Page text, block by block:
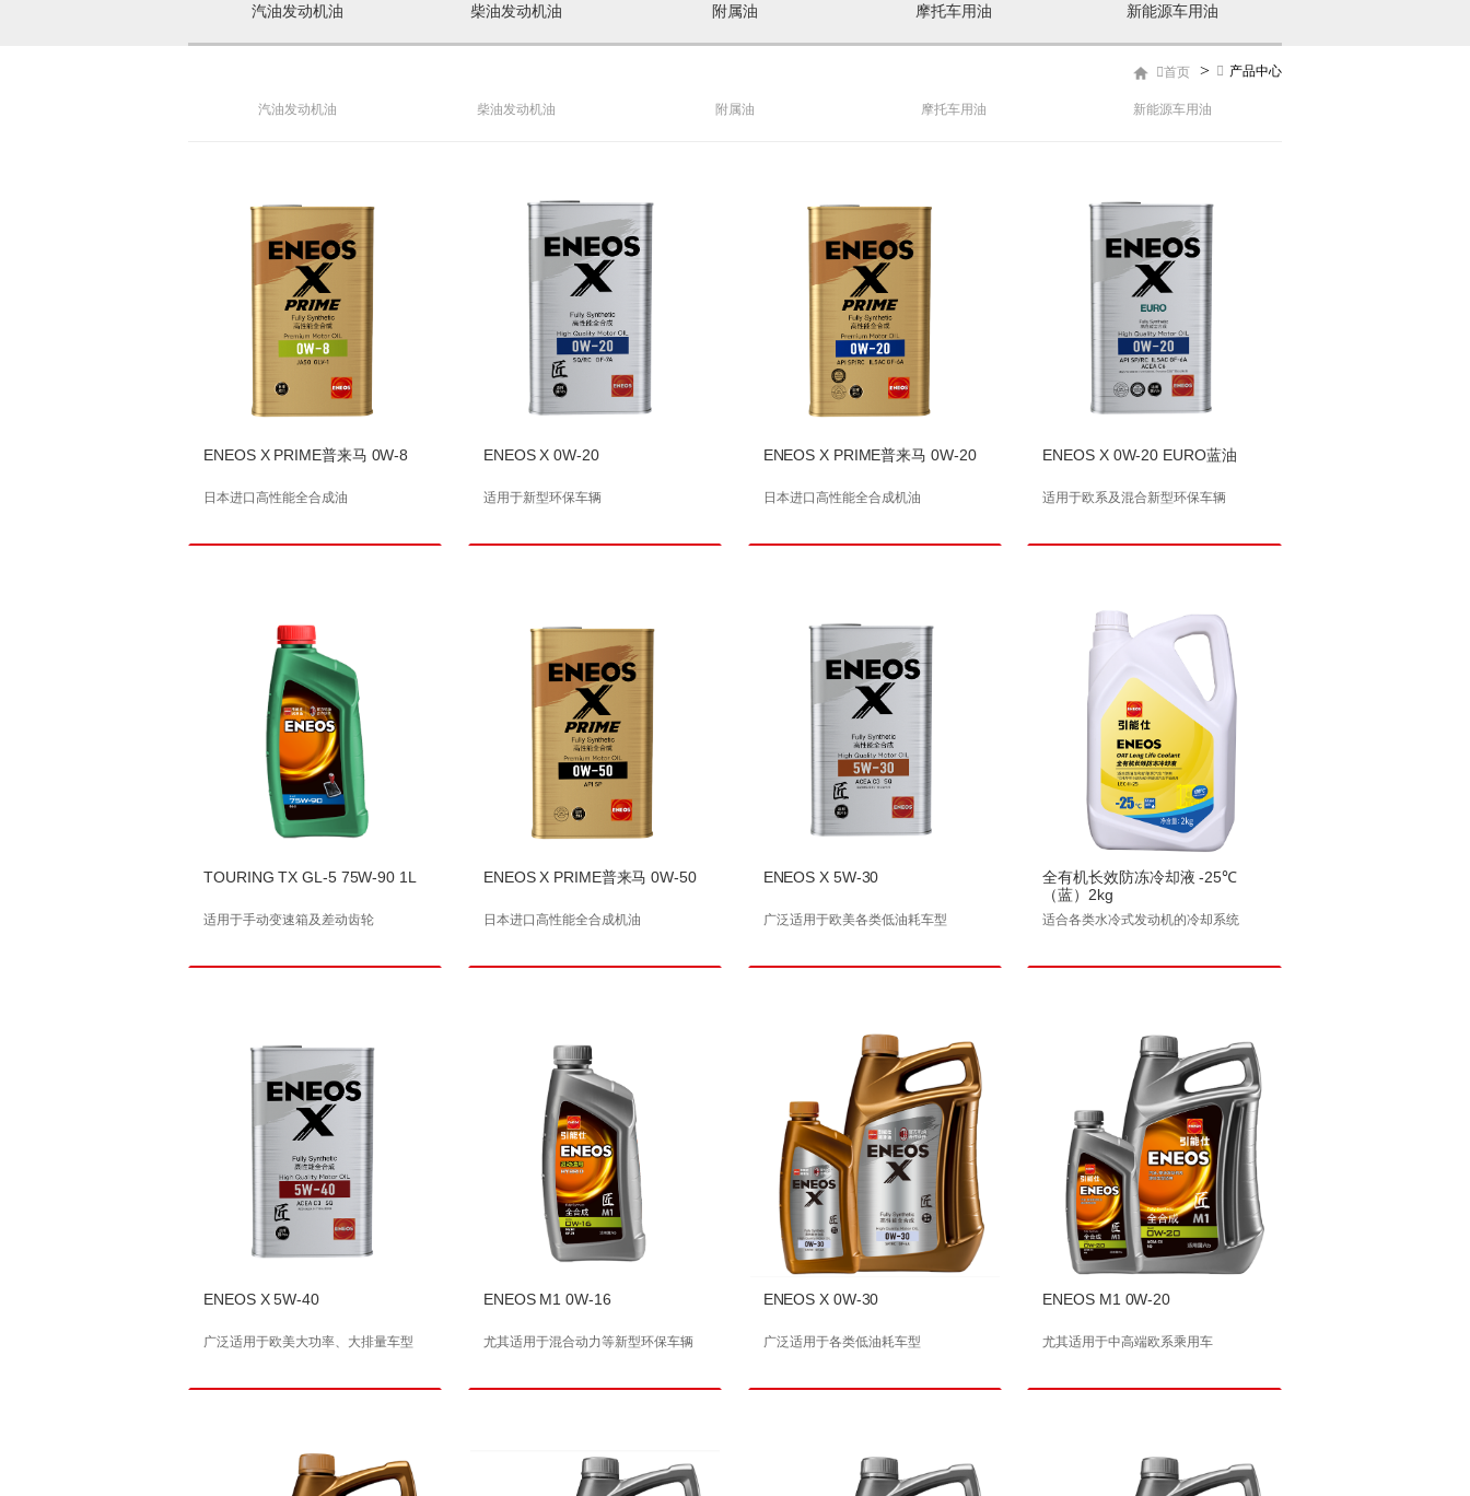
汽油发动机油 柴油发动机油 附属油 摩托车用油 新能源车用油
首页 > 产品中心
汽油发动机油 柴油发动机油 附属油 摩托车用油 新能源车用油
ENEOS X PRIME普来马 0W-8
日本进口高性能全合成油
ENEOS X 0W-20
适用于新型环保车辆
ENEOS X PRIME普来马 0W-20
日本进口高性能全合成机油
ENEOS X 0W-20 EURO蓝油
适用于欧系及混合新型环保车辆
TOURING TX GL-5 75W-90 1L
适用于手动变速箱及差动齿轮
ENEOS X PRIME普来马 0W-50
日本进口高性能全合成机油
ENEOS X 5W-30
广泛适用于欧美各类低油耗车型
全有机长效防冻冷却液 -25℃
（蓝）2kg
适合各类水冷式发动机的冷却系统
ENEOS X 5W-40
广泛适用于欧美大功率、大排量车型
ENEOS M1 0W-16
尤其适用于混合动力等新型环保车辆
ENEOS X 0W-30
广泛适用于各类低油耗车型
ENEOS M1 0W-20
尤其适用于中高端欧系乘用车